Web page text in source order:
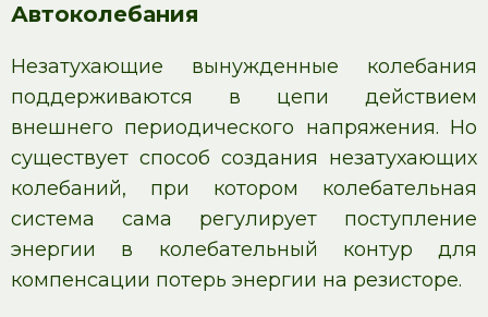
Автоколебания
Незатухающие вынужденные колебания
поддерживаются в цепи действием
внешнего периодического напряжения. Но
существует способ создания незатухающих
колебаний, при котором колебательная
система сама регулирует поступление
энергии в колебательный контур для
компенсации потерь энергии на резисторе.